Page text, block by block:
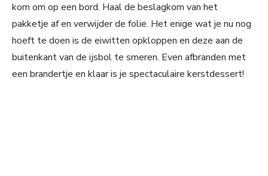
kom om op een bord. Haal de beslagkom van het
pakketje af en verwijder de folie. Het enige wat je nu nog
hoeft te doen is de eiwitten opkloppen en deze aan de
buitenkant van de ijsbol te smeren. Even afbranden met
een brandertje en klaar is je spectaculaire kerstdessert!